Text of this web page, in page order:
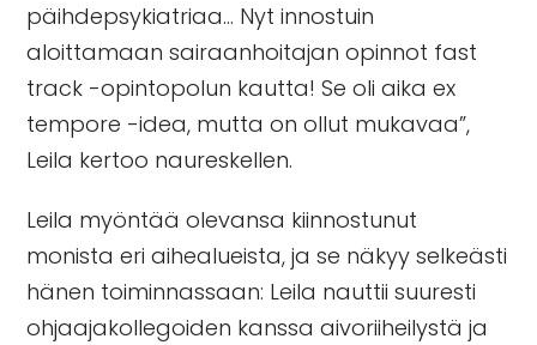
päihdepsykiatriaa… Nyt innostuin
aloittamaan sairaanhoitajan opinnot fast
track -opintopolun kautta! Se oli aika ex
tempore -idea, mutta on ollut mukavaa”,
Leila kertoo naureskellen.
Leila myöntää olevansa kiinnostunut
monista eri aihealueista, ja se näkyy selkeästi
hänen toiminnassaan: Leila nauttii suuresti
ohjaajakollegoiden kanssa aivoriiheilystä ja